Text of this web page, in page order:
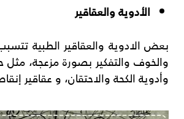
الأدوية والعقاقير
بعض الادوية والعقاقير الطبية
والخوف والتفكير بصورة مزعجة،
وأدوية الكحة والاحتقان، و عقاقير